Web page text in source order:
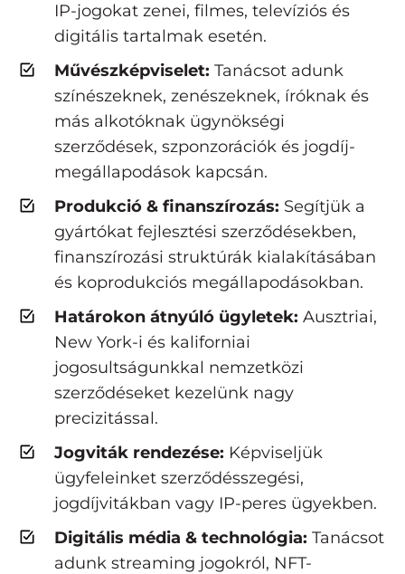
IP-jogokat zenei, filmes, televíziós és
digitális tartalmak esetén.
Művészképviselet: Tanácsot adunk
színészeknek, zenészeknek, íróknak és
más alkotóknak ügynökségi
szerződések, szponzorációk és jogdíj-
megállapodások kapcsán.
Produkció & finanszírozás: Segítjük a
gyártókat fejlesztési szerződésekben,
finanszírozási struktúrák kialakításában
és koprodukciós megállapodásokban.
Határokon átnyúló ügyletek: Ausztriai,
New York-i és kaliforniai
jogosultságunkkal nemzetközi
szerződéseket kezelünk nagy
precizitással.
Jogviták rendezése: Képviseljük
ügyfeleinket szerződésszegési,
jogdíjvitákban vagy IP-peres ügyekben.
Digitális média & technológia: Tanácsot
adunk streaming jogokról, NFT-